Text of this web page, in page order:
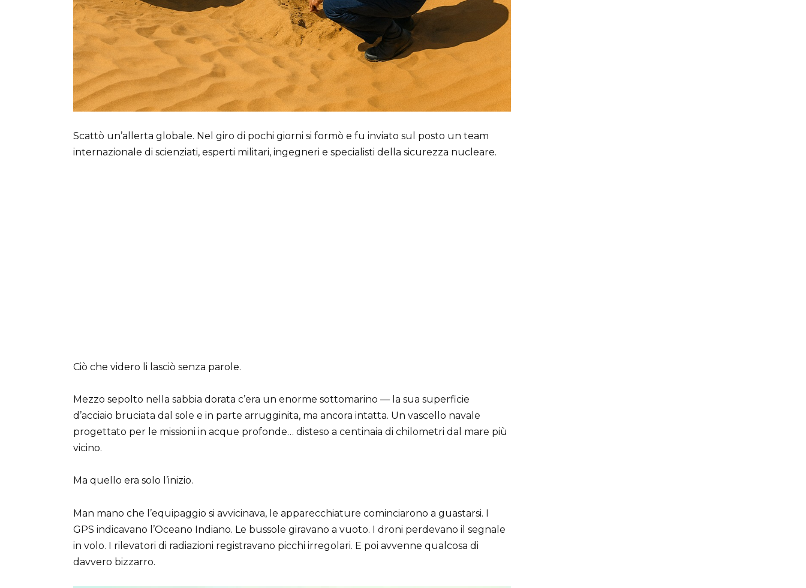
Scattò un’allerta globale. Nel giro di pochi giorni si formò e fu inviato sul posto un team
internazionale di scienziati, esperti militari, ingegneri e specialisti della sicurezza nucleare.
Ciò che videro li lasciò senza parole.
Mezzo sepolto nella sabbia dorata c’era un enorme sottomarino — la sua superficie
d’acciaio bruciata dal sole e in parte arrugginita, ma ancora intatta. Un vascello navale
progettato per le missioni in acque profonde… disteso a centinaia di chilometri dal mare più
vicino.
Ma quello era solo l’inizio.
Man mano che l’equipaggio si avvicinava, le apparecchiature cominciarono a guastarsi. I
GPS indicavano l’Oceano Indiano. Le bussole giravano a vuoto. I droni perdevano il segnale
in volo. I rilevatori di radiazioni registravano picchi irregolari. E poi avvenne qualcosa di
davvero bizzarro.